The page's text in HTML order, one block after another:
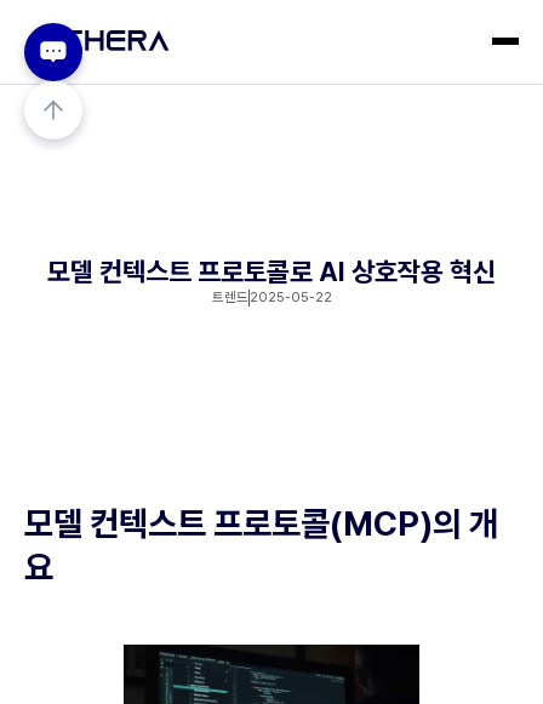
모델 컨텍스트 프로토콜로 AI 상호작용 혁신
트렌드 2025-05-22
모델 컨텍스트 프로토콜(MCP)의 개
요